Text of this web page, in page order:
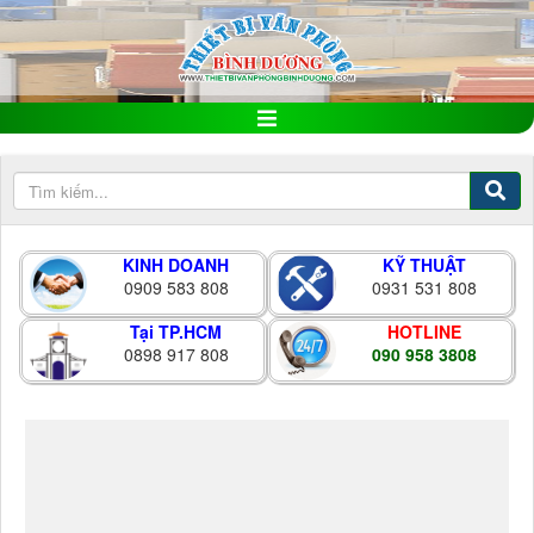
KINH DOANH
0909 583 808
KỸ THUẬT
0931 531 808
Tại TP.HCM
0898 917 808
HOTLINE
090 958 3808